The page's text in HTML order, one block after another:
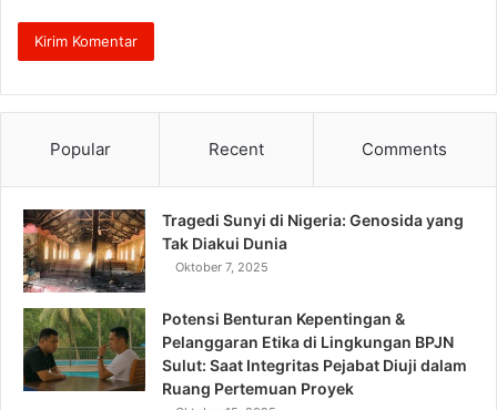
Popular Recent Comments
Tragedi Sunyi di Nigeria: Genosida yang
Tak Diakui Dunia
Oktober 7, 2025
Potensi Benturan Kepentingan &
Pelanggaran Etika di Lingkungan BPJN
Sulut: Saat Integritas Pejabat Diuji dalam
Ruang Pertemuan Proyek